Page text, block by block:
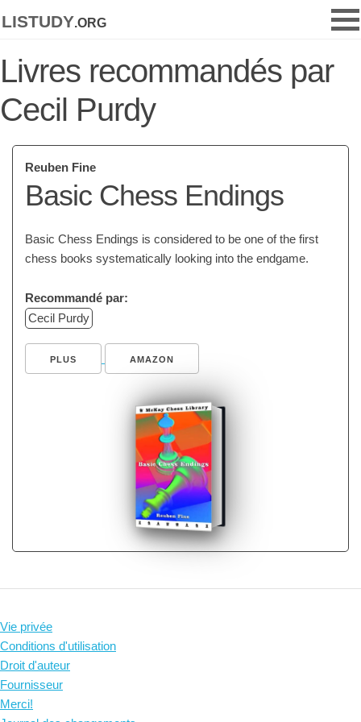
listudy.org
Livres recommandés par
Cecil Purdy
Reuben Fine
Basic Chess Endings
Basic Chess Endings is considered to be one of the first
chess books systematically looking into the endgame.
Recommandé par:
Cecil Purdy
PLUS AMAZON
Vie privée
Conditions d'utilisation
Droit d'auteur
Fournisseur
Merci!